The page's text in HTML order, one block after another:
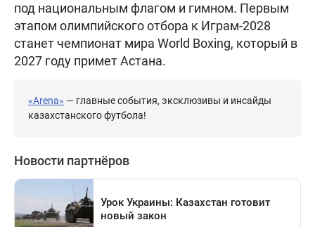
под национальным флагом и гимном. Первым
этапом олимпийского отбора к Играм-2028
станет чемпионат мира World Boxing, который в
2027 году примет Астана.
«Arena» — главные события, эксклюзивы и инсайды
казахстанского футбола!